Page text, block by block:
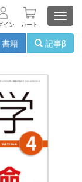
イン カート
書籍
記事β